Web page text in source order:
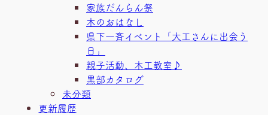
家族だんらん祭
木のおはなし
県下一斉イベント「大工さんに出会う
日」
親子活動、木工教室♪
黒部カタログ
未分類
更新履歴